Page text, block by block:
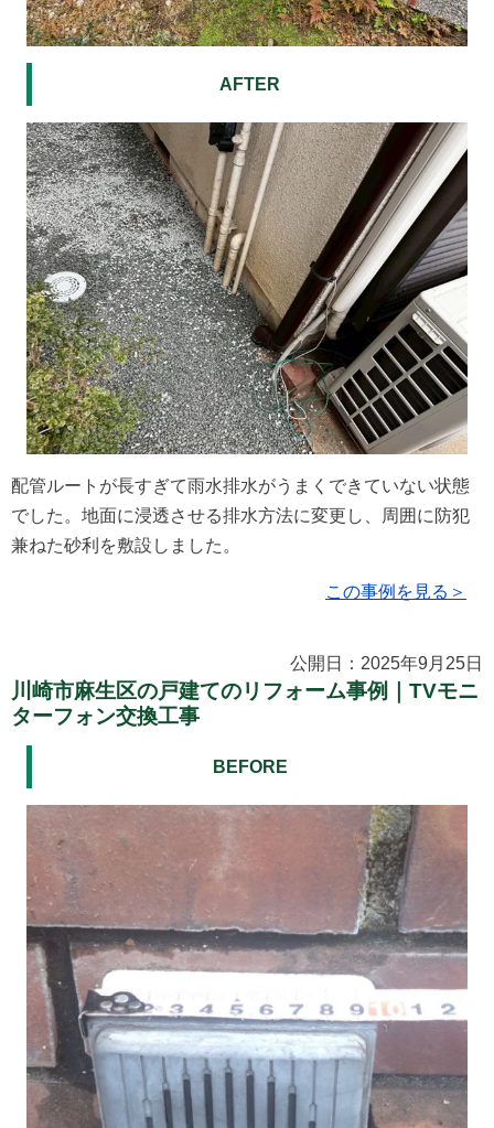
AFTER
配管ルートが長すぎて雨水排水がうまくできていない状態
でした。地面に浸透させる排水方法に変更し、周囲に防犯
兼ねた砂利を敷設しました。
この事例を見る＞
公開日：2025年9月25日
川崎市麻生区の戸建てのリフォーム事例｜TVモニ
ターフォン交換工事
BEFORE